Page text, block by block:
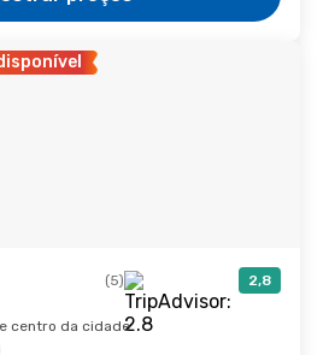
(5) 2,8
centro da cidade